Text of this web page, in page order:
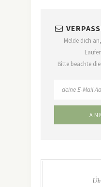
Melde dich
Bitte beachte die